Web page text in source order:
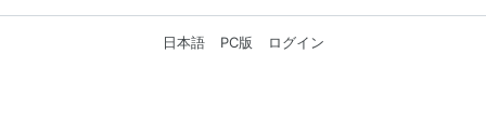
日本語 PC版 ログイン